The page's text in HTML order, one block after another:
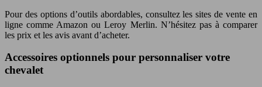
Pour des options d’outils abordables, consultez les sites de vente en
ligne comme Amazon ou Leroy Merlin. N’hésitez pas à comparer
les prix et les avis avant d’acheter.
Accessoires optionnels pour personnaliser votre
chevalet